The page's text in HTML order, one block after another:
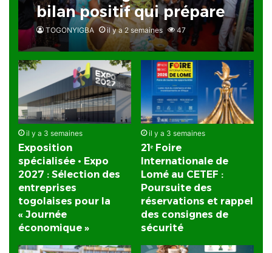
bilan positif qui prépare
le terrain pour la Foire
Internationale de Lomé
TOGONYIGBA il y a 2 semaines 47
il y a 3 semaines
Exposition
spécialisée • Expo
2027 : Sélection des
entreprises
togolaises pour la
« Journée
économique »
il y a 3 semaines
21ᵉ Foire
Internationale de
Lomé au CETEF :
Poursuite des
réservations et rappel
des consignes de
sécurité